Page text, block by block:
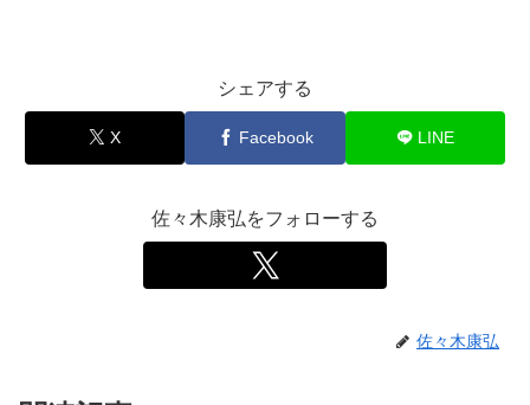
シェアする
X Facebook LINE
佐々木康弘をフォローする
佐々木康弘